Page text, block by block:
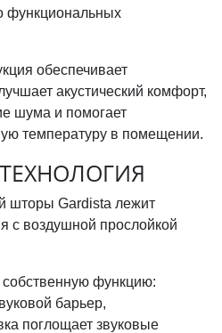
функциональных
обеспечивает
акустический комфорт,
шума и помогает
температуру в помещении.
шторы Gardista лежит
с воздушной прослойкой
функцию:
барьер,
поглощает звуковые